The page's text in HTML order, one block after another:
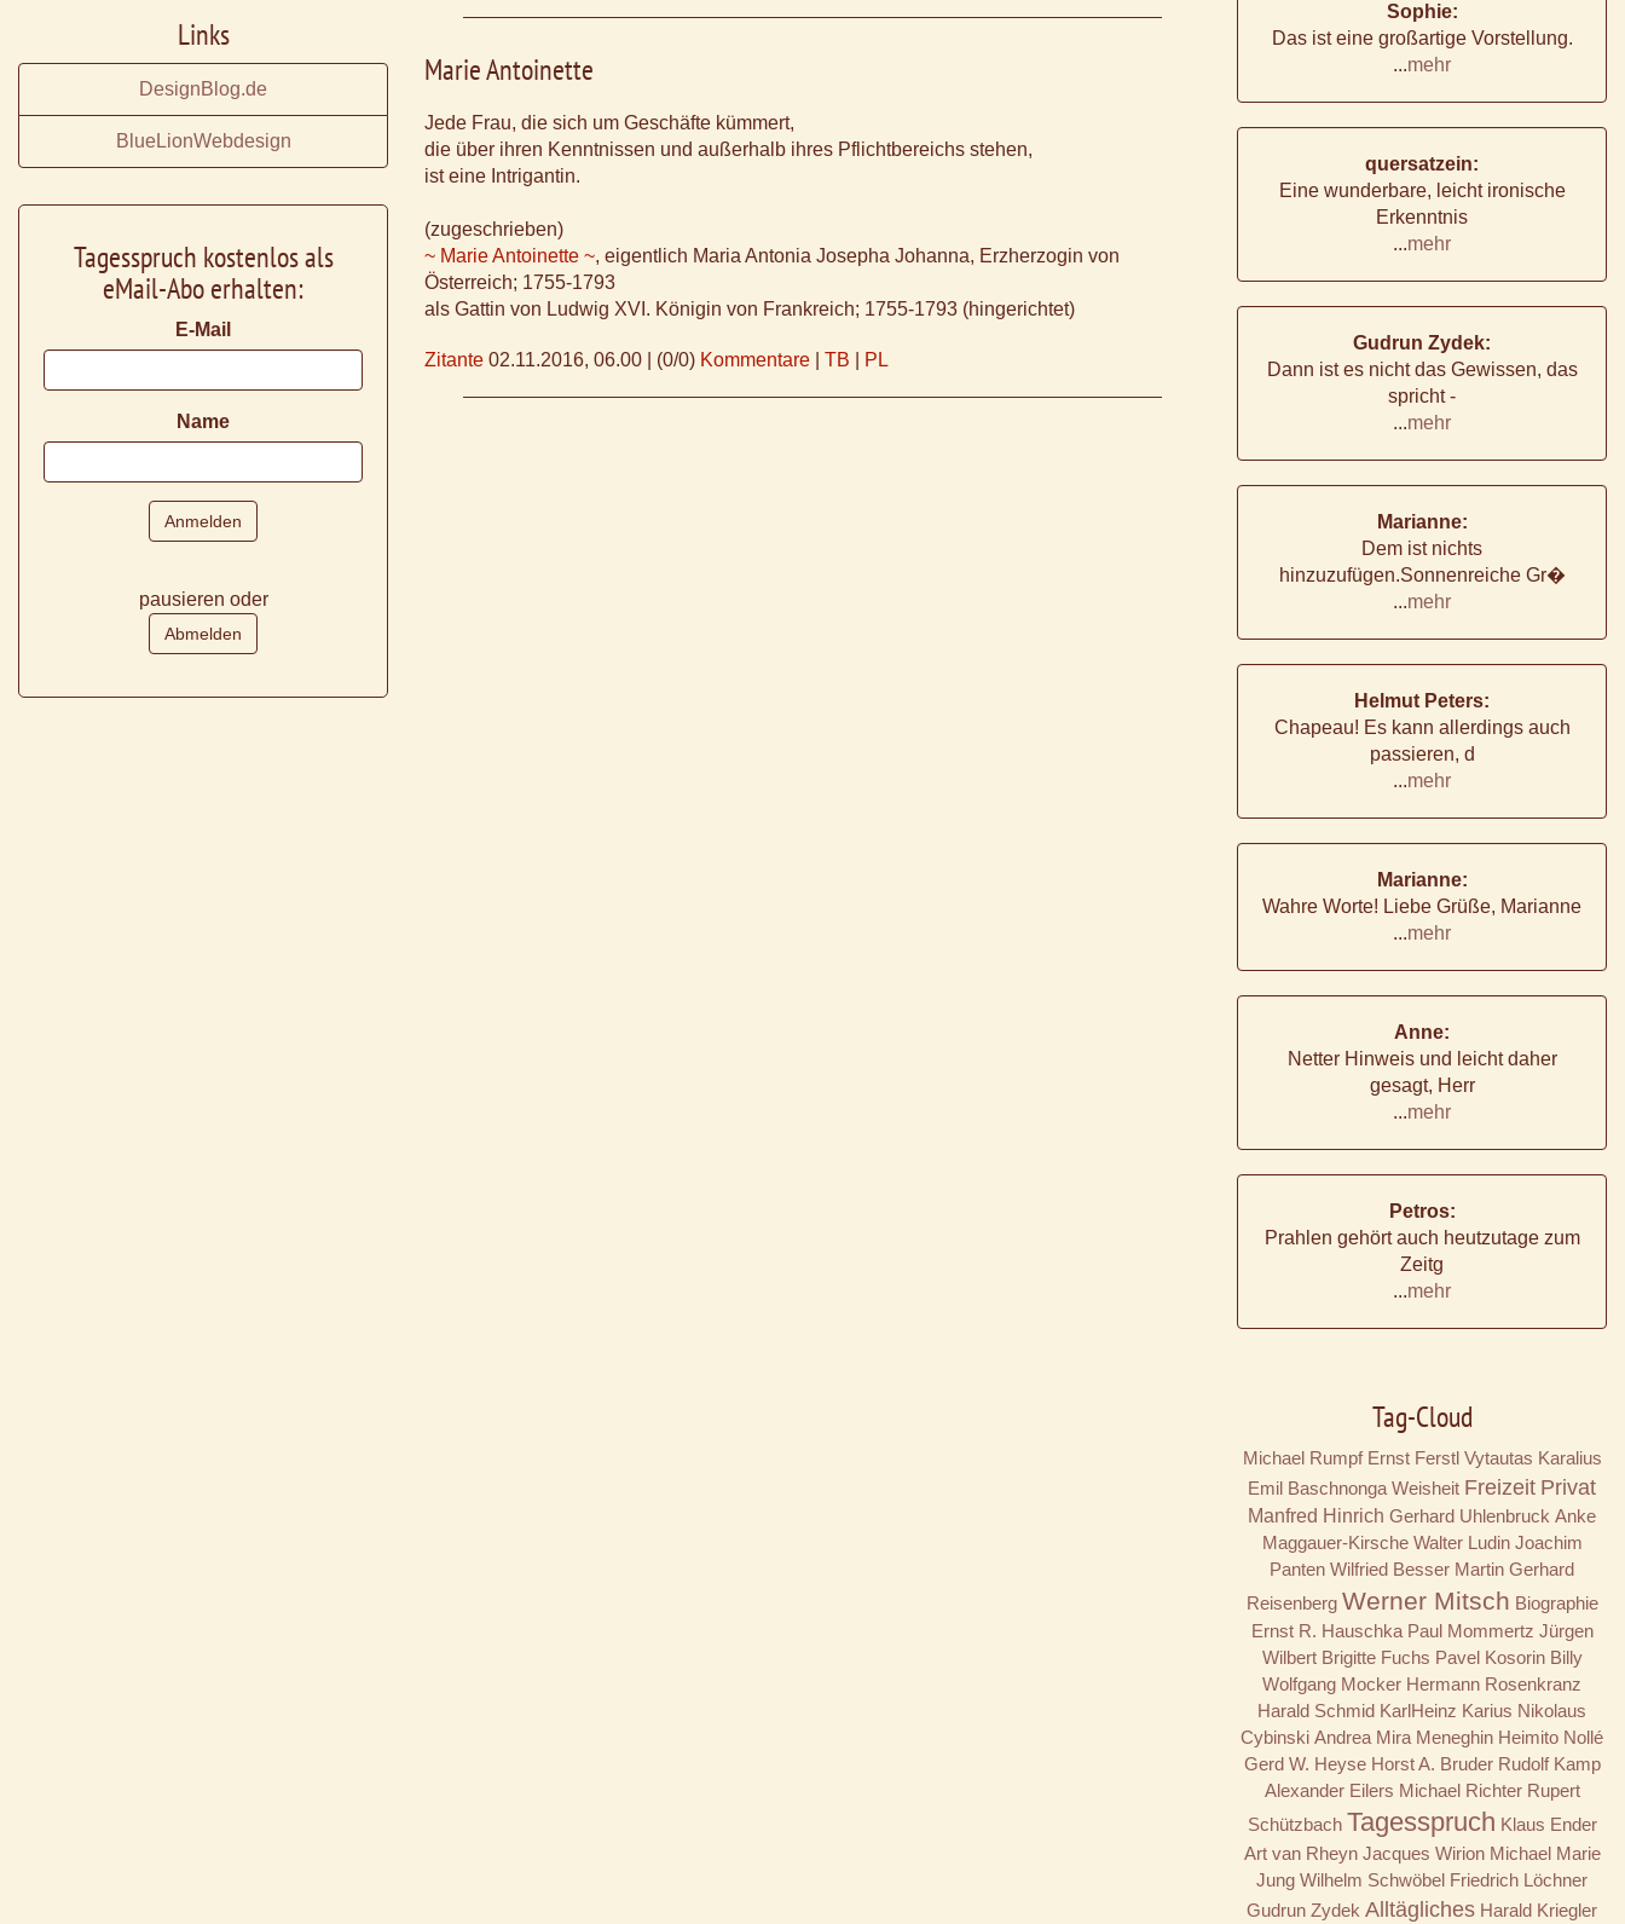
Marie Antoinette
Jede Frau, die sich um Geschäfte kümmert,
die über ihren Kenntnissen und außerhalb ihres Pflichtbereichs stehen,
ist eine Intrigantin.
(zugeschrieben)
~ Marie Antoinette ~, eigentlich Maria Antonia Josepha Johanna, Erzherzogin von
Österreich; 1755-1793
als Gattin von Ludwig XVI. Königin von Frankreich; 1755-1793 (hingerichtet)
Zitante 02.11.2016, 06.00 (0/0) Kommentare TB PL
Links
DesignBlog.de
BlueLionWebdesign
Tagesspruch kostenlos als
eMail-Abo erhalten:
E-Mail
Name
pausieren oder
Sophie:
Das ist eine großartige Vorstellung.
...mehr
quersatzein:
Eine wunderbare, leicht ironische
Erkenntnis
...mehr
Gudrun Zydek:
Dann ist es nicht das Gewissen, das
spricht -
...mehr
Marianne:
Dem ist nichts
hinzuzufügen.Sonnenreiche Gr�
...mehr
Helmut Peters:
Chapeau! Es kann allerdings auch
passieren, d
...mehr
Marianne:
Wahre Worte! Liebe Grüße, Marianne
...mehr
Anne:
Netter Hinweis und leicht daher
gesagt, Herr
...mehr
Petros:
Prahlen gehört auch heutzutage zum
Zeitg
...mehr
Tag-Cloud
Michael Rumpf Ernst Ferstl Vytautas Karalius
Emil Baschnonga Weisheit Freizeit Privat
Manfred Hinrich Gerhard Uhlenbruck Anke
Maggauer-Kirsche Walter Ludin Joachim
Panten Wilfried Besser Martin Gerhard
Reisenberg Werner Mitsch Biographie
Ernst R. Hauschka Paul Mommertz Jürgen
Wilbert Brigitte Fuchs Pavel Kosorin Billy
Wolfgang Mocker Hermann Rosenkranz
Harald Schmid KarlHeinz Karius Nikolaus
Cybinski Andrea Mira Meneghin Heimito Nollé
Gerd W. Heyse Horst A. Bruder Rudolf Kamp
Alexander Eilers Michael Richter Rupert
Schützbach Tagesspruch Klaus Ender
Art van Rheyn Jacques Wirion Michael Marie
Jung Wilhelm Schwöbel Friedrich Löchner
Gudrun Zydek Alltägliches Harald Kriegler